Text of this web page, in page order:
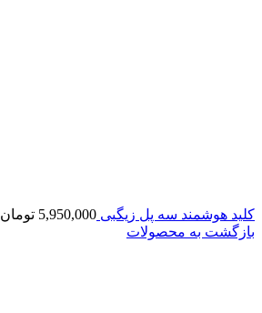
کلید هوشمند سه پل زیگبی 5,950,000 تومان
بازگشت به محصولات